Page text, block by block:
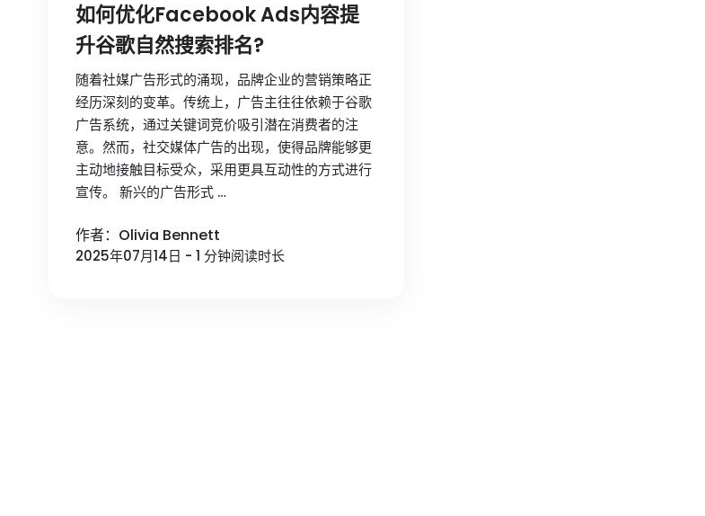
如何优化Facebook Ads内容提
升谷歌自然搜索排名?
随着社媒广告形式的涌现，品牌企业的营销策略正
经历深刻的变革。传统上，广告主往往依赖于谷歌
广告系统，通过关键词竞价吸引潜在消费者的注
意。然而，社交媒体广告的出现，使得品牌能够更
主动地接触目标受众，采用更具互动性的方式进行
宣传。 新兴的广告形式 …
作者：Olivia Bennett
2025年07月14日 - 1 分钟阅读时长